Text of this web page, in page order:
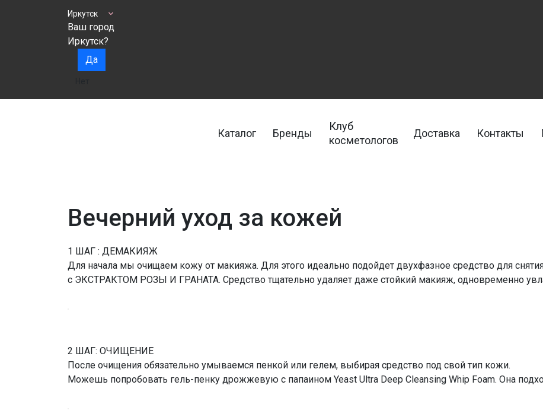
Иркутск
Ваш город
Иркутск?
Да
Каталог Бренды
Клуб
косметологов
Доставка Контакты
Вечерний уход за кожей
1 ШАГ : ДЕМАКИЯЖ
Для начала мы очищаем кожу от макияжа. Для этого идеально подойдет двухфазное средство для
с ЭКСТРАКТОМ РОЗЫ И ГРАНАТА. Средство тщательно удаляет даже стойкий макияж, одновременно
2 ШАГ: ОЧИЩЕНИЕ
После очищения обязательно умываемся пенкой или гелем, выбирая средство под свой тип кожи.
Можешь попробовать гель-пенку дрожжевую с папаином Yeast Ultra Deep Cleansing Whip Foam. Она